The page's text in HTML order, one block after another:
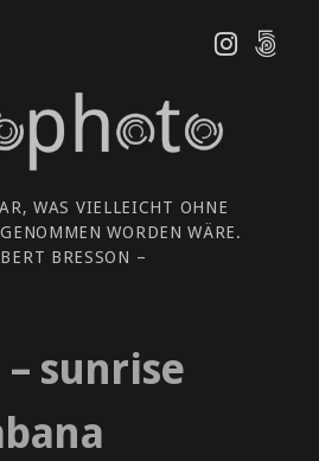
WAS VIELLEICHT OHNE
WORDEN WÄRE.
BRESSON –
sunrise